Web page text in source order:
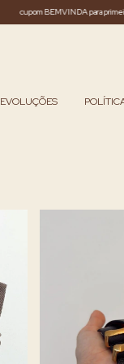
cupom BEMVINDA para